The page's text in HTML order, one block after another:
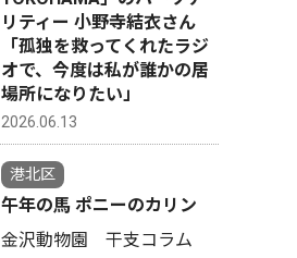
リティー 小野寺結衣さん
「孤独を救ってくれたラジ
オで、今度は私が誰かの居
場所になりたい」
2026.06.13
港北区
午年の馬 ポニーのカリン
金沢動物園 干支コラム